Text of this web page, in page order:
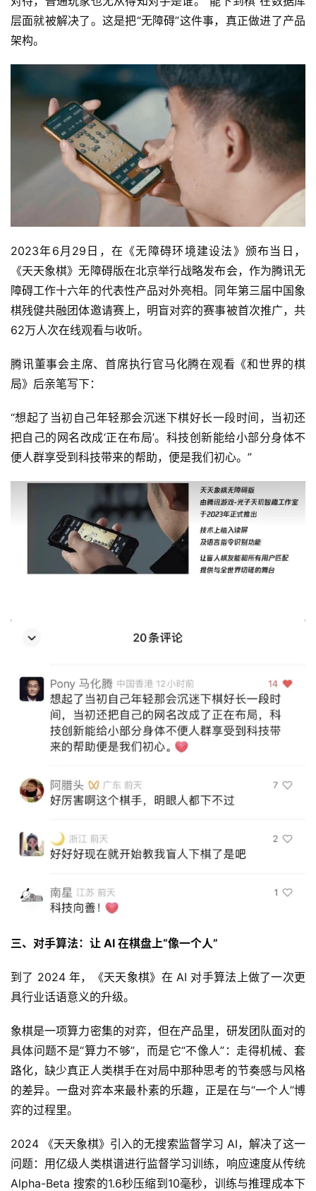
创
戏
业
游
单
游
戏
休
闲
戏
2
层面就被解决了。这是把“无障碍”这件事，真正做进了产品
架构。
2023年6月29日，在《无障碍环境建设法》颁布当日，
《天天象棋》无障碍版在北京举行战略发布会，作为腾讯无
障碍工作十六年的代表性产品对外亮相。同年第三届中国象
棋残健共融团体邀请赛上，明盲对弈的赛事被首次推广，共
62万人次在线观看与收听。
腾讯董事会主席、首席执行官马化腾在观看《和世界的棋
局》后亲笔写下：
“想起了当初自己年轻那会沉迷下棋好长一段时间，当初还
把自己的网名改成‘正在布局’。科技创新能给小部分身体不
便人群享受到科技带来的帮助，便是我们初心。”
三、对手算法：让 AI 在棋盘上“像一个人”
到了 2024 年，《天天象棋》在 AI 对手算法上做了一次更
具行业话语意义的升级。
象棋是一项算力密集的对弈，但在产品里，研发团队面对的
具体问题不是“算力不够”，而是它“不像人”：走得机械、套
路化，缺少真正人类棋手在对局中那种思考的节奏感与风格
的差异。一盘对弈本来最朴素的乐趣，正是在与“一个人”博
弈的过程里。
2024 《天天象棋》引入的无搜索监督学习 AI，解决了这一
问题：用亿级人类棋谱进行监督学习训练，响应速度从传统
Alpha-Beta 搜索的1.6秒压缩到10毫秒，训练与推理成本下